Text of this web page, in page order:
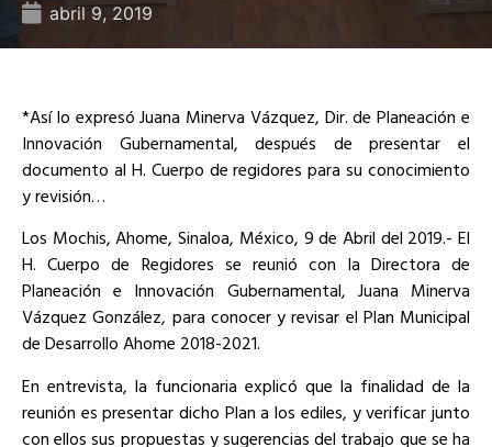
abril 9, 2019
*Así lo expresó Juana Minerva Vázquez, Dir. de Planeación e
Innovación Gubernamental, después de presentar el
documento al H. Cuerpo de regidores para su conocimiento
y revisión…
Los Mochis, Ahome, Sinaloa, México, 9 de Abril del 2019.- El
H. Cuerpo de Regidores se reunió con la Directora de
Planeación e Innovación Gubernamental, Juana Minerva
Vázquez González, para conocer y revisar el Plan Municipal
de Desarrollo Ahome 2018-2021.
En entrevista, la funcionaria explicó que la finalidad de la
reunión es presentar dicho Plan a los ediles, y verificar junto
con ellos sus propuestas y sugerencias del trabajo que se ha